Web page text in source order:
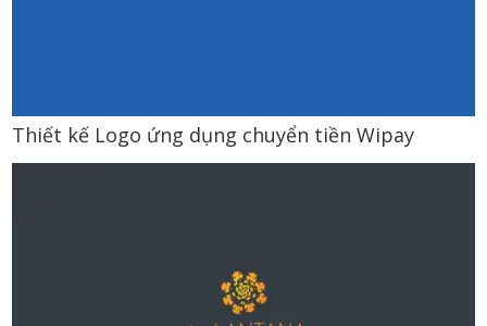
Thiết kế Logo ứng dụng chuyển tiền Wipay